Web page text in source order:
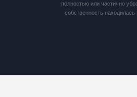
полностью или частично
собственность